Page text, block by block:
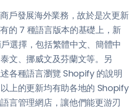
戶發展海外業務，故於是次更新
的 7 種語言版本的基礎上，新
戶選擇，包括繁體中文、簡體中
文、挪威文及芬蘭文等。另
各種語言瀏覽 Shopify 的說明
上的更新均有助各地的 Shopify
言管理網店，讓他們能更游刃